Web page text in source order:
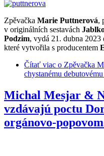
Zpěvačka Marie Puttnerová,
v originálních sestavách
Podzim, vydá 21. dubna 2023
které vytvořila s producentem
Čítať viac o Zpěvačka
chystanému
Michal Mesjar &
vzdávajú poctu
orgánovo-